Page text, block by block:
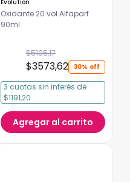
Evolution
Oxidante 20 vol Alfaparf
90ml
30%
$5105,17
$3573,62
3 cuotas sin interés de
$1191,20
Agregar al carrito